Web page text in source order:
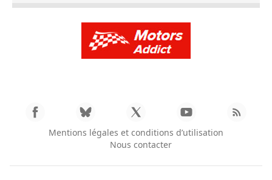
Mentions légales et conditions d’utilisation
Nous contacter